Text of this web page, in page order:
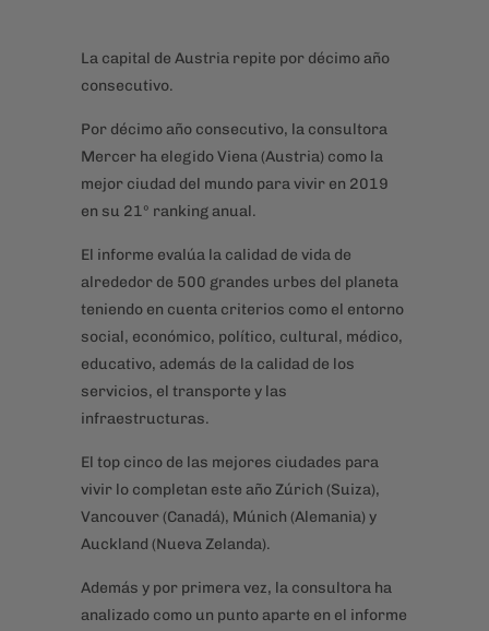
La capital de Austria repite por décimo año
consecutivo.
Por décimo año consecutivo, la consultora
Mercer ha elegido Viena (Austria) como la
mejor ciudad del mundo para vivir en 2019
en su 21º ranking anual.
El informe evalúa la calidad de vida de
alrededor de 500 grandes urbes del planeta
teniendo en cuenta criterios como el entorno
social, económico, político, cultural, médico,
educativo, además de la calidad de los
servicios, el transporte y las
infraestructuras.
El top cinco de las mejores ciudades para
vivir lo completan este año Zúrich (Suiza),
Vancouver (Canadá), Múnich (Alemania) y
Auckland (Nueva Zelanda).
Además y por primera vez, la consultora ha
analizado como un punto aparte en el informe